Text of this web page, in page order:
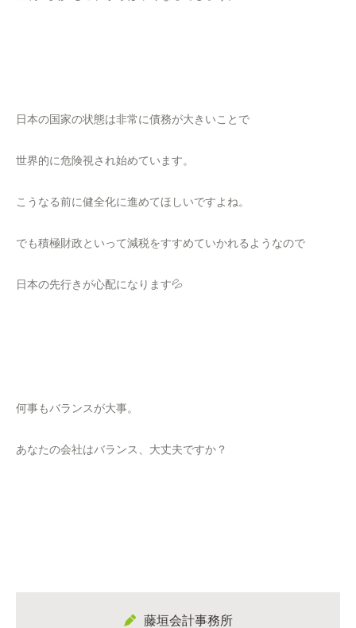
日本の国家の状態は非常に債務が大きいことで
世界的に危険視され始めています。
こうなる前に健全化に進めてほしいですよね。
でも積極財政といって減税をすすめていかれるようなので
日本の先行きが心配になります💦
何事もバランスが大事。
あなたの会社はバランス、大丈夫ですか？
藤垣会計事務所